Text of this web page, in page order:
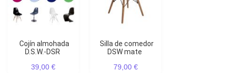
Cojín almohada
D.S.W.-DSR
39,00 €
Silla de comedor
DSW mate
79,00 €